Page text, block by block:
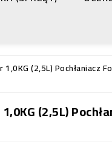
1,0KG (2,5L) Pochłaniacz
(2,5L)